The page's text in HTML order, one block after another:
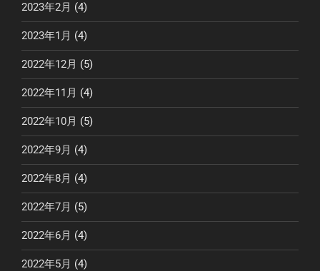
2023年2月 (4)
2023年1月 (4)
2022年12月 (5)
2022年11月 (4)
2022年10月 (5)
2022年9月 (4)
2022年8月 (4)
2022年7月 (5)
2022年6月 (4)
2022年5月 (4)